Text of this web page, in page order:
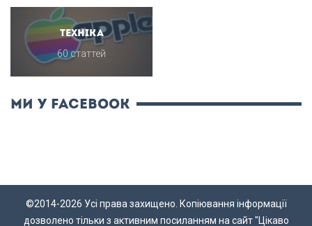
Техніка
60 статтей
ми у Facebook
©2014-2026 Усі права захищено. Копіювання інформації
дозволено тільки з активним посиланням на сайт "Цікаво